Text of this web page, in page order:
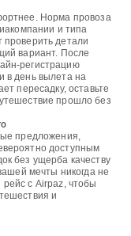
Норма провоза
и типа
детали
вариант. После
регистрацию
в день вылета на
пересадку, оставьте
прошло без
предложения,
доступным
без ущерба качеству
мечты никогда не
с Airpaz, чтобы
и